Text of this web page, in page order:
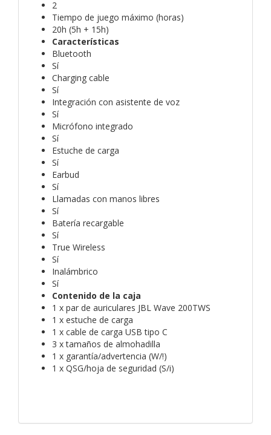
2
Tiempo de juego máximo (horas)
20h (5h + 15h)
Características
Bluetooth
Sí
Charging cable
Sí
Integración con asistente de voz
Sí
Micrófono integrado
Sí
Estuche de carga
Sí
Earbud
Sí
Llamadas con manos libres
Sí
Batería recargable
Sí
True Wireless
Sí
Inalámbrico
Sí
Contenido de la caja
1 x par de auriculares JBL Wave 200TWS
1 x estuche de carga
1 x cable de carga USB tipo C
3 x tamaños de almohadilla
1 x garantía/advertencia (W/!)
1 x QSG/hoja de seguridad (S/i)